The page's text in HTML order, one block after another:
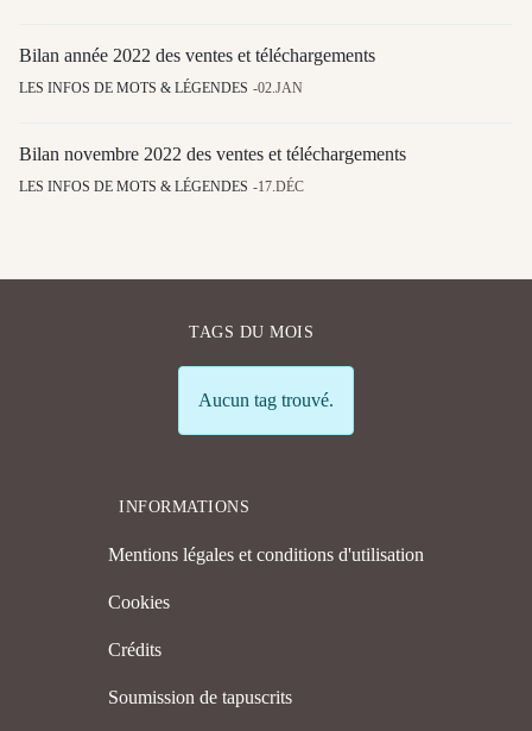
Bilan année 2022 des ventes et téléchargements
LES INFOS DE MOTS & LÉGENDES 02.JAN
Bilan novembre 2022 des ventes et téléchargements
LES INFOS DE MOTS & LÉGENDES 17.DÉC
TAGS DU MOIS
Info
Aucun tag trouvé.
INFORMATIONS
Mentions légales et conditions d'utilisation
Cookies
Crédits
Soumission de tapuscrits